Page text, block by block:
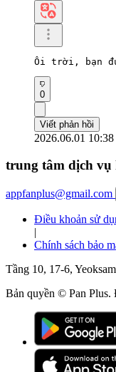
Ôi trời, bạn
0
Viết phản hồi
2026.06.01 10:38
trung tâm dịch vụ
appfanplus@gmail.com
Điều khoản sử
|
Chính sách bảo
Tầng 10, 17-6,
Bản quyền © Pan Plus.